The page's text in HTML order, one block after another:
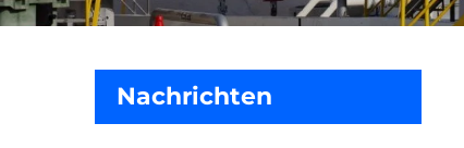
Nachrichten